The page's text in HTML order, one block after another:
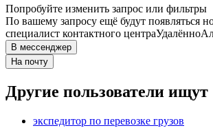
Попробуйте изменить запрос или фильтры
По вашему запросу ещё будут появляться
специалист контактного центраУдалённо
В мессенджер
На почту
Другие пользователи ищут
экспедитор по перевозке грузов